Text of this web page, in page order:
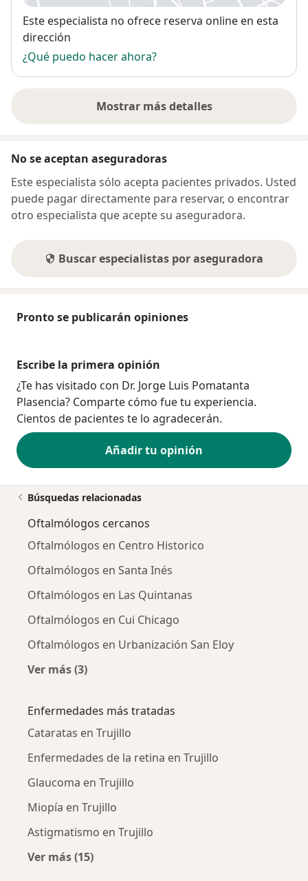
Disponibilidad
Este especialista no ofrece reserva online en esta
dirección
¿Qué puedo hacer ahora?
Mostrar más detalles
sobre la dirección
No se aceptan aseguradoras
Este especialista sólo acepta pacientes privados. Usted
puede pagar directamente para reservar, o encontrar
otro especialista que acepte su aseguradora.
Buscar especialistas por aseguradora
Pronto se publicarán opiniones
Escribe la primera opinión
¿Te has visitado con Dr. Jorge Luis Pomatanta
Plasencia? Comparte cómo fue tu experiencia.
Cientos de pacientes te lo agradecerán.
Añadir tu opinión
Búsquedas relacionadas
Oftalmólogos cercanos
Oftalmólogos en Centro Historico
Oftalmólogos en Santa Inés
Oftalmólogos en Las Quintanas
Oftalmólogos en Cui Chicago
Oftalmólogos en Urbanización San Eloy
Ver más (3)
Enfermedades más tratadas
Cataratas en Trujillo
Enfermedades de la retina en Trujillo
Glaucoma en Trujillo
Miopía en Trujillo
Astigmatismo en Trujillo
Ver más (15)